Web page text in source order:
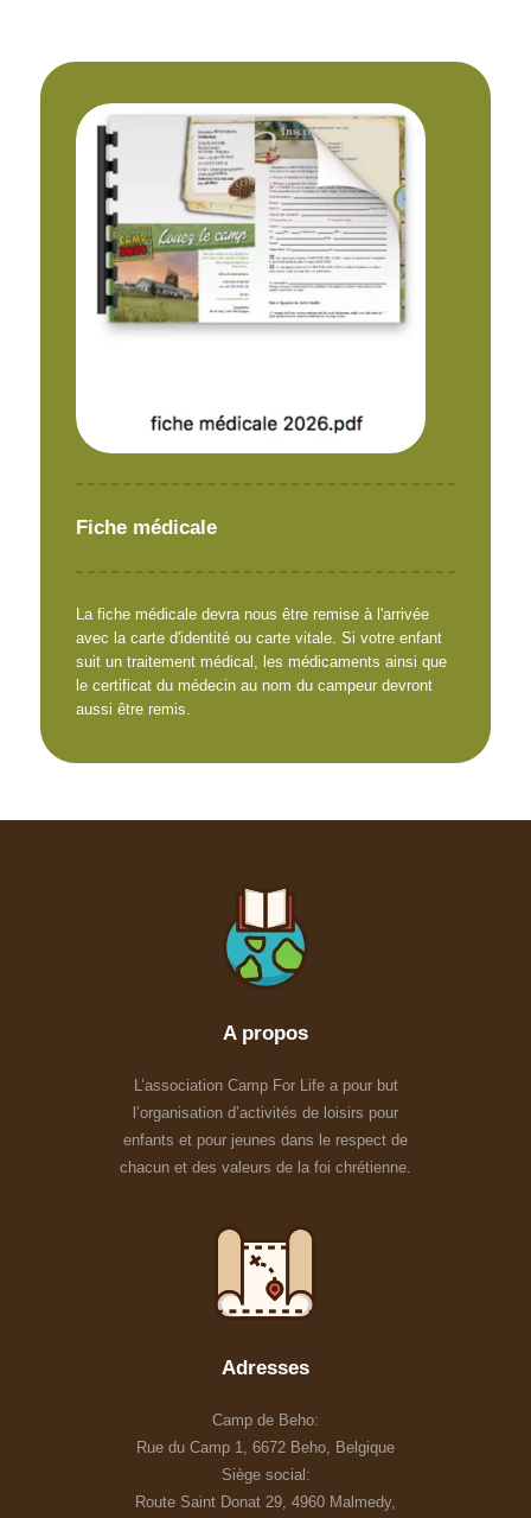
Fiche médicale
La fiche médicale devra nous être remise à l'arrivée
avec la carte d'identité ou carte vitale. Si votre enfant
suit un traitement médical, les médicaments ainsi que
le certificat du médecin au nom du campeur devront
aussi être remis.
A propos
L’association Camp For Life a pour but
l’organisation d’activités de loisirs pour
enfants et pour jeunes dans le respect de
chacun et des valeurs de la foi chrétienne.
Adresses
Camp de Beho:
Rue du Camp 1, 6672 Beho, Belgique
Siège social:
Route Saint Donat 29, 4960 Malmedy,